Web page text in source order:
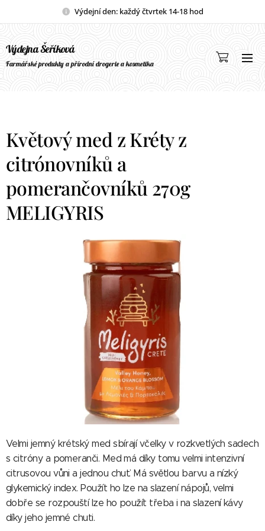
Výdejní den: každý čtvrtek 14-18 hod
Výdejna Šeříková
Farmářské produkty a přírodní drogerie a kosmetika
Květový med z Kréty z
citrónovníků a
pomerančovníků 270g
MELIGYRIS
Velmi jemný krétský med sbírají včelky v rozkvetlých sadech
s citróny a pomeranči. Med má díky tomu velmi intenzivní
citrusovou vůni a jednou chuť. Má světlou barvu a nízký
glykemický index. Použít ho lze na slazení nápojů, velmi
dobře se rozpouští lze ho použít třeba i na slazení kávy
díky jeho jemné chuti.